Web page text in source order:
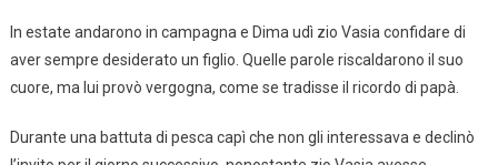
In estate andarono in campagna e Dima udì zio Vasia confidare di
aver sempre desiderato un figlio. Quelle parole riscaldarono il suo
cuore, ma lui provò vergogna, come se tradisse il ricordo di papà.
Durante una battuta di pesca capì che non gli interessava e declinò